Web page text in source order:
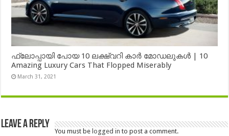
ഫ്ലോപ്പായി പോയ 10 ലക്ഷ്വറി കാർ മോഡലുകൾ | 10
Amazing Luxury Cars That Flopped Miserably
March 31, 2021
Leave a Reply
You must be logged in to post a comment.